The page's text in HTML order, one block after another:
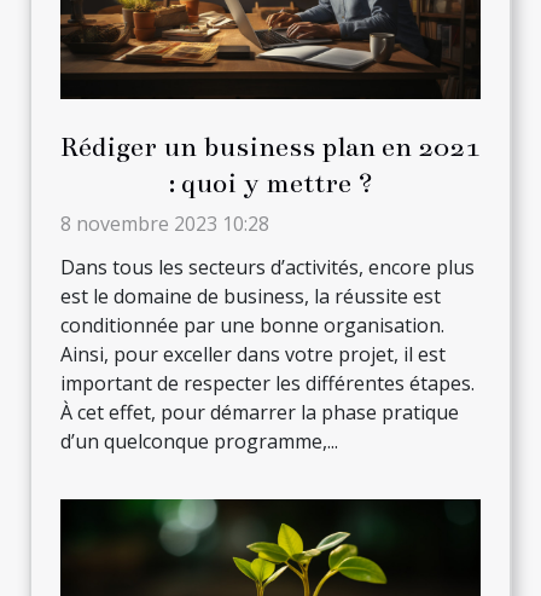
Rédiger un business plan en 2021
: quoi y mettre ?
8 novembre 2023 10:28
Dans tous les secteurs d’activités, encore plus
est le domaine de business, la réussite est
conditionnée par une bonne organisation.
Ainsi, pour exceller dans votre projet, il est
important de respecter les différentes étapes.
À cet effet, pour démarrer la phase pratique
d’un quelconque programme,...